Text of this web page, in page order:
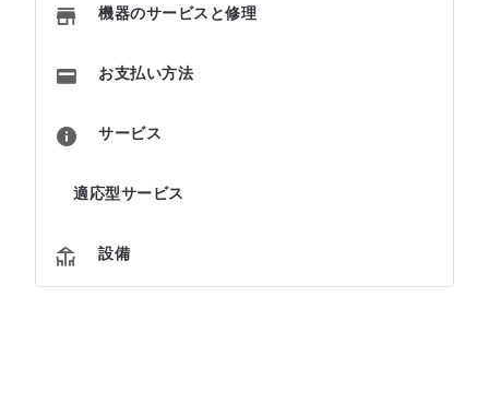
サービス
適応型サービス
設備
機器のサービスと修理
お支払い方法